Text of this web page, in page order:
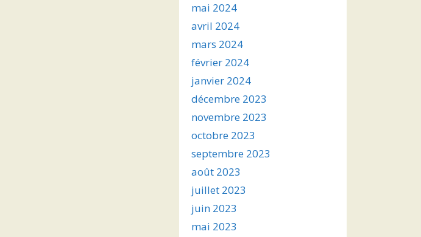
mai 2024
avril 2024
mars 2024
février 2024
janvier 2024
décembre 2023
novembre 2023
octobre 2023
septembre 2023
août 2023
juillet 2023
juin 2023
mai 2023